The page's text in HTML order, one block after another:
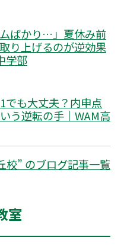
ムばかり…」夏休み前
り上げるのが逆効果
学部
でも大丈夫？内申点
う逆転の手｜WAM高
校” のブログ記事一覧
室